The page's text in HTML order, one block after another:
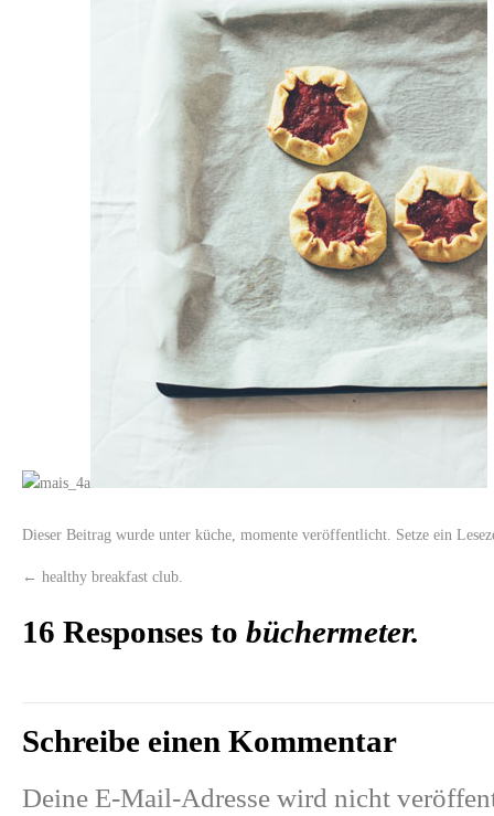
Dieser Beitrag wurde unter küche momente veröffentlicht. Setze ein
← healthy breakfast club.
16 Responses to büchermeter.
Schreibe einen Kommentar
Deine E-Mail-Adresse wird nicht